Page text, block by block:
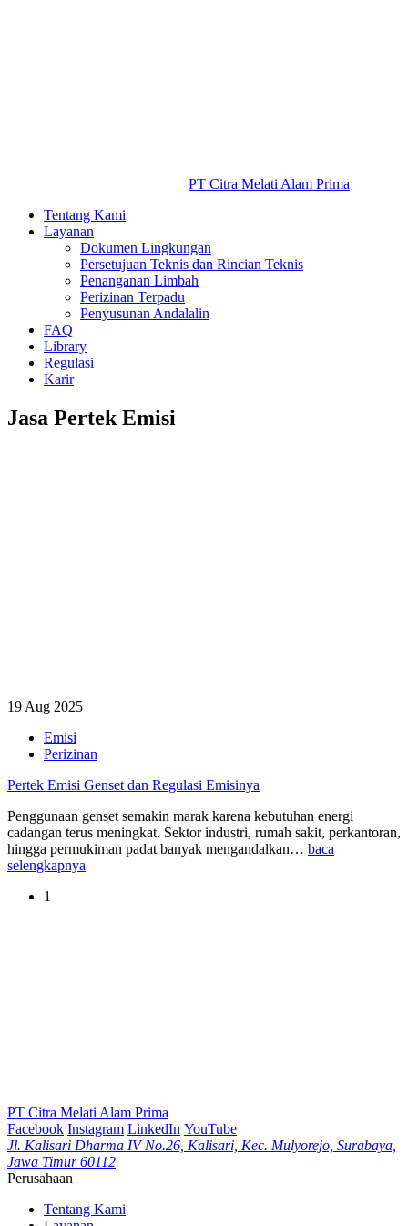
PT Citra Melati Alam Prima
Tentang Kami
Layanan
Dokumen Lingkungan
Persetujuan Teknis dan Rincian Teknis
Penanganan Limbah
Perizinan Terpadu
Penyusunan Andalalin
FAQ
Library
Regulasi
Karir
Jasa Pertek Emisi
19 Aug 2025
Emisi
Perizinan
Pertek Emisi Genset dan Regulasi Emisinya
Penggunaan genset semakin marak karena kebutuhan energi
cadangan terus meningkat. Sektor industri, rumah sakit, perkantoran,
hingga permukiman padat banyak mengandalkan… baca
selengkapnya
1
PT Citra Melati Alam Prima
Facebook Instagram LinkedIn YouTube
Jl. Kalisari Dharma IV No.26, Kalisari, Kec. Mulyorejo, Surabaya,
Jawa Timur 60112
Perusahaan
Tentang Kami